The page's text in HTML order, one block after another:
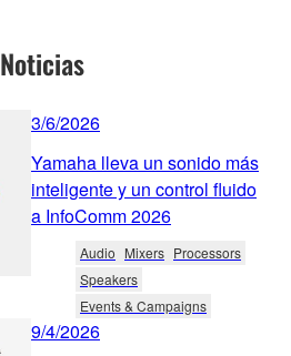
Noticias
3/6/2026
Yamaha lleva un sonido más
inteligente y un control fluido
a InfoComm 2026
Audio Mixers Processors
Speakers
Events & Campaigns
9/4/2026